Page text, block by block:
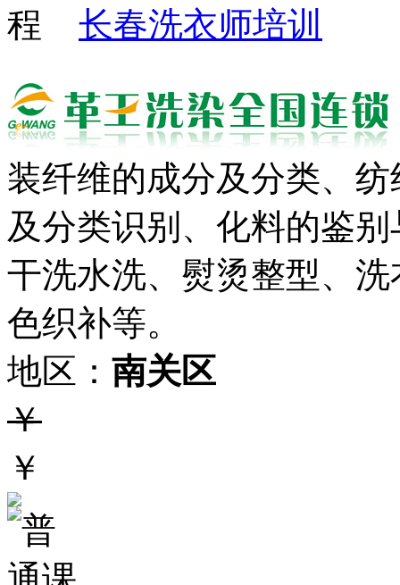
长春洗衣师培训
装纤维的成分及分类、
及分类识别、化料的鉴
干洗水洗、熨烫整型、
色织补等。
地区： 南关区
￥
￥